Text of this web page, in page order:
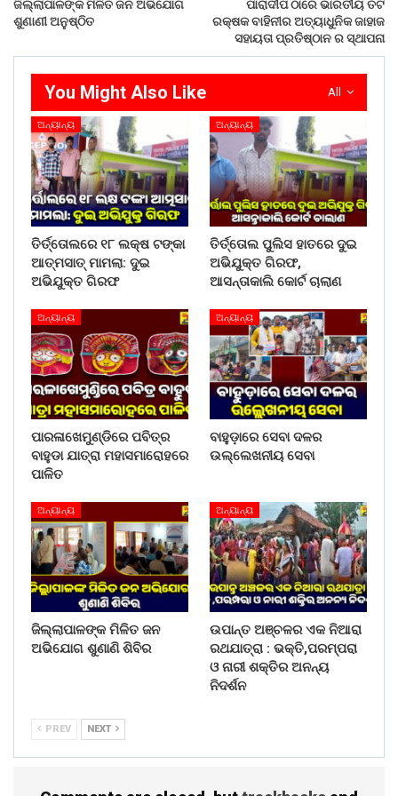
ଜିଲ୍ଲାପାଳଙ୍କ ମିଳିତ ଜନ ଅଭିଯୋଗ
ଶୁଣାଣୀ ଅନୁଷ୍ଠିତ
ପାରାଦୀପ ଠାରେ ଭାରତୀୟ ତଟ
ରକ୍ଷକ ବାହିନୀର ଅତ୍ୟାଧୁନିକ ଜାହାଜ
ସହାୟତା ପ୍ରତିଷ୍ଠାନ ର ସ୍ଥାପନା
All
You Might Also Like
ଅନ୍ୟାନ୍ୟ
ତିର୍ତ୍ତୋଲରେ ୧୮ ଲକ୍ଷ ଟଙ୍କା
ଆତ୍ମସାତ୍ ମାମଲା: ଦୁଇ
ଅଭିଯୁକ୍ତ ଗିରଫ
ଅନ୍ୟାନ୍ୟ
ତିର୍ତ୍ତୋଲ ପୁଲିସ ହାତରେ ଦୁଇ
ଅଭିଯୁକ୍ତ ଗିରଫ,
ଆସନ୍ତାକାଲି କୋର୍ଟ ଚାଲାଣ
ଅନ୍ୟାନ୍ୟ
ପାରଳାଖେମୁଣ୍ଡିରେ ପବିତ୍ର
ବାହୁଡା ଯାତ୍ରା ମହାସମାରୋହରେ
ପାଳିତ
ଅନ୍ୟାନ୍ୟ
ବାହୁଡ଼ାରେ ସେବା ଦଳର
ଉଲ୍ଲେଖନୀୟ ସେବା
ଅନ୍ୟାନ୍ୟ
ଜିଲ୍ଲାପାଳଙ୍କ ମିଳିତ ଜନ
ଅଭିଯୋଗ ଶୁଣାଣି ଶିବିର
ଅନ୍ୟାନ୍ୟ
ଉପାନ୍ତ ଅଞ୍ଚଳର ଏକ ନିଆରା
ରଥଯାତ୍ରା : ଭକ୍ତି,ପରମ୍ପରା
ଓ ନାରୀ ଶକ୍ତିର ଅନନ୍ୟ
ନିଦର୍ଶନ
PREV NEXT